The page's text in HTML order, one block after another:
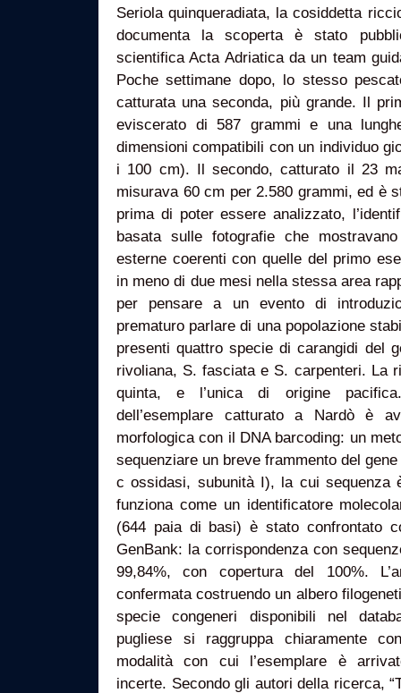
Seriola quinqueradiata, la cosiddetta
documenta la scoperta è stato
scientifica Acta Adriatica da un team
Poche settimane dopo, lo stesso
catturata una seconda, più grande. Il
eviscerato di 587 grammi e una
dimensioni compatibili con un individuo
i 100 cm). Il secondo, catturato il 23
misurava 60 cm per 2.580 grammi, ed è
prima di poter essere analizzato,
basata sulle fotografie che
esterne coerenti con quelle del primo
in meno di due mesi nella stessa area
per pensare a un evento di
prematuro parlare di una popolazione
presenti quattro specie di carangidi del
rivoliana, S. fasciata e S. carpenteri. La
quinta, e l’unica di origine pacifica.
dell’esemplare catturato a Nardò è
morfologica con il DNA barcoding: un
sequenziare un breve frammento del
c ossidasi, subunità I), la cui sequenza
funziona come un identificatore
(644 paia di basi) è stato confrontato
GenBank: la corrispondenza con
99,84%, con copertura del 100%.
confermata costruendo un albero
specie congeneri disponibili nel
pugliese si raggruppa chiaramente
modalità con cui l’esemplare è
incerte. Secondo gli autori della ricerca,